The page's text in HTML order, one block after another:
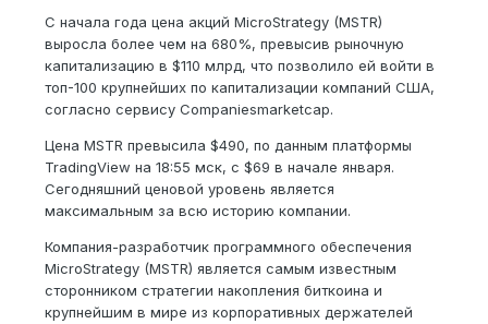
С начала года цена акций MicroStrategy (MSTR)
выросла более чем на 680%, превысив рыночную
капитализацию в $110 млрд, что позволило ей войти в
топ-100 крупнейших по капитализации компаний США,
согласно сервису Companiesmarketcap.
Цена MSTR превысила $490, по данным платформы
TradingView на 18:55 мск, с $69 в начале января.
Сегодняшний ценовой уровень является
максимальным за всю историю компании.
Компания-разработчик программного обеспечения
MicroStrategy (MSTR) является самым известным
сторонником стратегии накопления биткоина и
крупнейшим в мире из корпоративных держателей